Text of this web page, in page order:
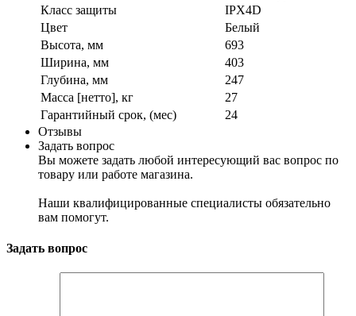
Класс защиты
IPX4D
Цвет
Белый
Высота, мм
693
Ширина, мм
403
Глубина, мм
247
Масса [нетто], кг
27
Гарантийный срок, (мес)
24
Отзывы
Задать вопрос
Вы можете задать любой интересующий вас вопрос по
товару или работе магазина.
Наши квалифицированные специалисты обязательно
вам помогут.
Задать вопрос